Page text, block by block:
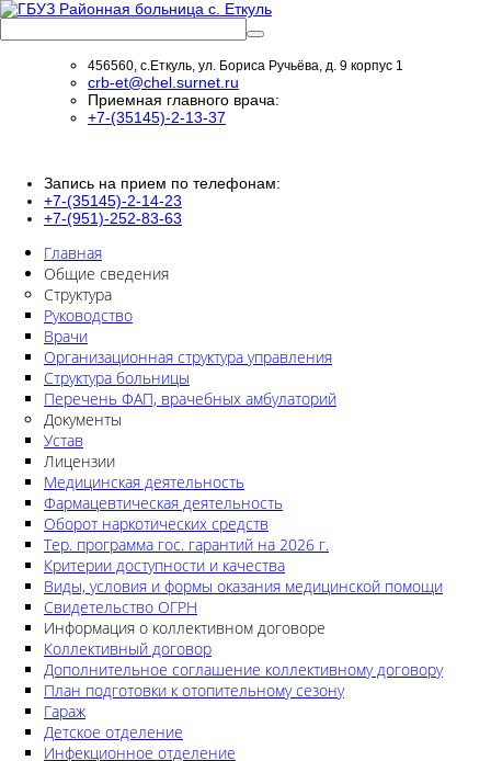
456560, с.Еткуль, ул. Бориса Ручьёва, д. 9 корпус 1
crb-et@chel.surnet.ru
Приемная главного врача:
+7-(35145)-2-13-37
Запись на прием по телефонам:
+7-(35145)-2-14-23
+7-(951)-252-83-63
Главная
Общие сведения
Структура
Руководство
Врачи
Организационная структура управления
Структура больницы
Перечень ФАП, врачебных амбулаторий
Документы
Устав
Лицензии
Медицинская деятельность
Фармацевтическая деятельность
Оборот наркотических средств
Тер. программа гос. гарантий на 2026 г.
Критерии доступности и качества
Виды, условия и формы оказания медицинской помощи
Свидетельство ОГРН
Информация о коллективном договоре
Коллективный договор
Дополнительное соглашение коллективному договору
План подготовки к отопительному сезону
Гараж
Детское отделение
Инфекционное отделение